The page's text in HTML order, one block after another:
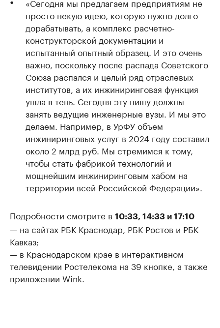
просто некую идею, которую нужно долго
дорабатывать, а комплекс расчетно-
конструкторской документации и
испытанный опытный образец. И это очень
важно, поскольку после распада Советского
Союза распался и целый ряд отраслевых
институтов, а их инжиниринговая функция
ушла в тень. Сегодня эту нишу должны
занять ведущие инженерные вузы. И мы это
делаем. Например, в УрФУ объем
инжиниринговых услуг в 2024 году составил
около 2 млрд руб. Мы стремимся к тому,
чтобы стать фабрикой технологий и
мощнейшим инжиниринговым хабом на
территории всей Российской Федерации».
Подробности смотрите в 10:33, 14:33 и 17:10
— на сайтах РБК Краснодар, РБК Ростов и РБК
Кавказ;
— в Краснодарском крае в интерактивном
телевидении Ростелекома на 39 кнопке, а также
приложении Wink.